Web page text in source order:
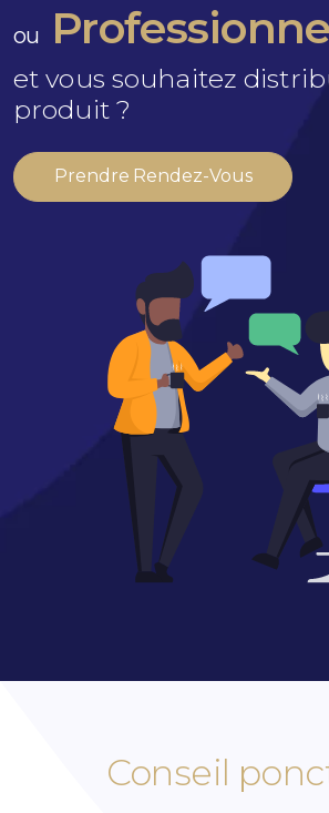
ou
et vous souhaitez
produit ?
Prendre Rendez-Vous
Conseil